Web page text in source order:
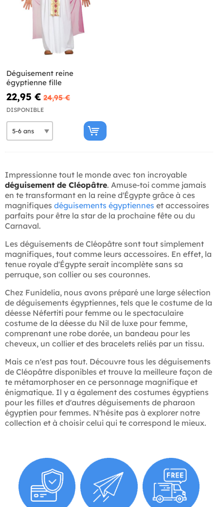
Déguisement reine
égyptienne fille
22,95 € 24,95 €
DISPONIBLE
Impressionne tout le monde avec ton incroyable
déguisement de Cléopâtre. Amuse-toi comme jamais
en te transformant en la reine d'Égypte grâce à ces
magnifiques déguisements égyptiennes et accessoires
parfaits pour être la star de la prochaine fête ou du
Carnaval.
Les déguisements de Cléopâtre sont tout simplement
magnifiques, tout comme leurs accessoires. En effet, la
tenue royale d'Égypte serait incomplète sans sa
perruque, son collier ou ses couronnes.
Chez Funidelia, nous avons préparé une large sélection
de déguisements égyptiennes, tels que le costume de la
déesse Néfertiti pour femme ou le spectaculaire
costume de la déesse du Nil de luxe pour femme,
comprenant une robe dorée, un bandeau pour les
cheveux, un collier et des bracelets reliés par un tissu.
Mais ce n'est pas tout. Découvre tous les déguisements
de Cléopâtre disponibles et trouve la meilleure façon de
te métamorphoser en ce personnage magnifique et
énigmatique. Il y a également des costumes égyptiens
pour les filles et d'autres déguisements de pharaon
égyptien pour femmes. N'hésite pas à explorer notre
collection et à choisir celui qui te correspond le mieux.